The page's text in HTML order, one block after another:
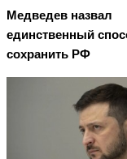
Медведев назвал
единственный
сохранить РФ